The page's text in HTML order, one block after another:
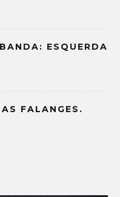
ESQUERDA
FALANGES.